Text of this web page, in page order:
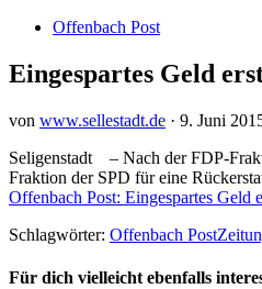
Offenbach Post
Eingespartes Geld
von www.sellestadt.de · 9. Juni
Seligenstadt – Nach der FDP-
Fraktion der SPD für eine
Offenbach Post: Eingespartes Geld
Schlagwörter: Offenbach Post
Für dich vielleicht ebenfalls